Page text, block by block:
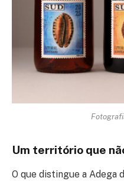
Um território que
O que distingue a Adega